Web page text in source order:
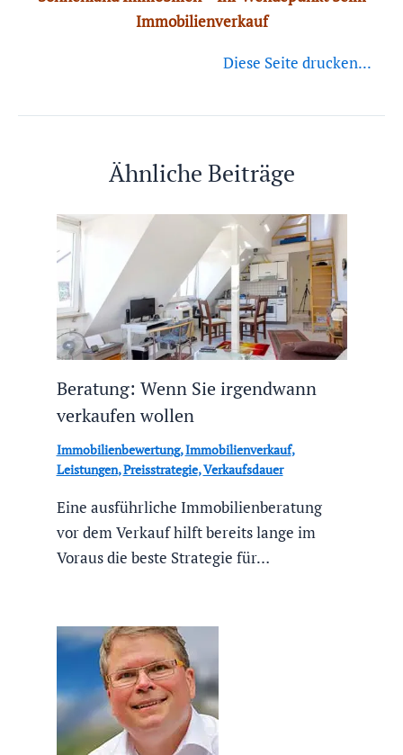
Immobilienverkauf
Diese Seite drucken...
Ähnliche Beiträge
Beratung: Wenn Sie irgendwann
verkaufen wollen
Immobilienbewertung,Immobilienverkauf,
Leistungen,Preisstrategie,Verkaufsdauer
Eine ausführliche Immobilienberatung
vor dem Verkauf hilft bereits lange im
Voraus die beste Strategie für…